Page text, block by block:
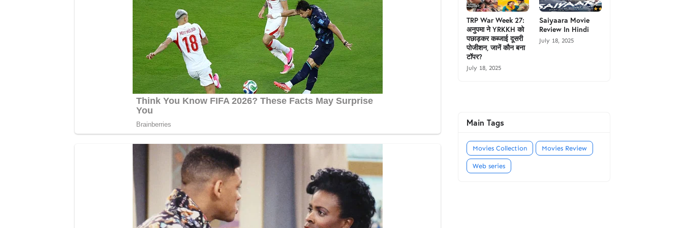
TRP War Week 27:
अनुपमा ने YRKKH को
पछाड़कर कब्जाई दूसरी
पोजीशन, जानें कौन बना
टॉपर?
July 18, 2025
Saiyaara Movie
Review In Hindi
July 18, 2025
Main Tags
Movies Collection Movies Review
Web series